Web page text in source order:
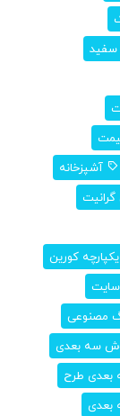
آشپزخانه
کورین
سه بعدی
طرح